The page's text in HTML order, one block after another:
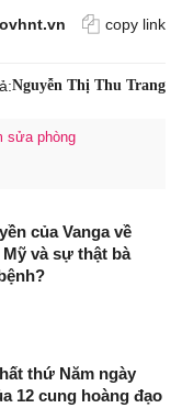
copy link
Nguyễn Thị Thu Trang
sửa phòng
của Vanga về
và sự thật bà
thứ Năm ngày
12 cung hoàng đạo